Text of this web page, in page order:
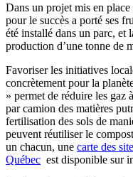
Dans un projet mis en
pour le succès a porté ses
été installé dans un parc, et
production d’une tonne de
Favoriser les initiatives
concrètement pour la
» permet de réduire les gaz
par camion des matières
fertilisation des sols de
peuvent réutiliser le
un chacun, une carte des
Québec est disponible sur